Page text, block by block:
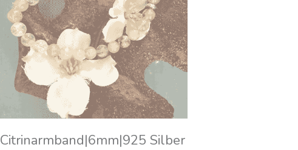
Citrinarmband|6mm|925 Silber